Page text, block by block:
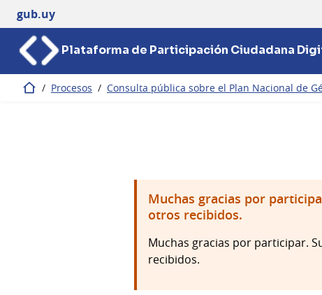
gub.uy
Plataforma de Participación Ciudadana
Inicio / Procesos / Consulta pública sobre el Plan Nacional de
Muchas gracias por
otros recibidos.
Muchas gracias por participar.
recibidos.